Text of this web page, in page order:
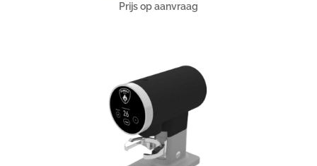
Prijs op aanvraag